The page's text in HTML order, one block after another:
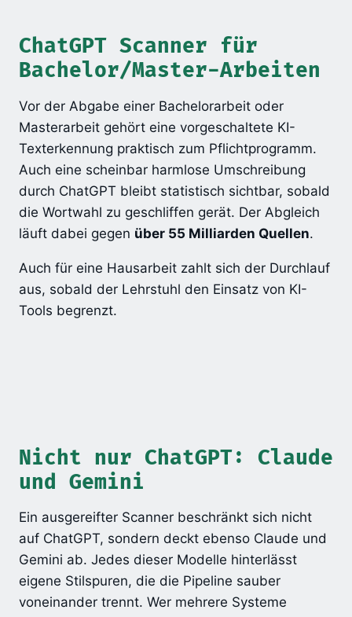
ChatGPT Scanner für
Bachelor/Master-Arbeiten
Vor der Abgabe einer Bachelorarbeit oder
Masterarbeit gehört eine vorgeschaltete KI-
Texterkennung praktisch zum Pflichtprogramm.
Auch eine scheinbar harmlose Umschreibung
durch ChatGPT bleibt statistisch sichtbar, sobald
die Wortwahl zu geschliffen gerät. Der Abgleich
läuft dabei gegen über 55 Milliarden Quellen.
Auch für eine Hausarbeit zahlt sich der Durchlauf
aus, sobald der Lehrstuhl den Einsatz von KI-
Tools begrenzt.
Nicht nur ChatGPT: Claude
und Gemini
Ein ausgereifter Scanner beschränkt sich nicht
auf ChatGPT, sondern deckt ebenso Claude und
Gemini ab. Jedes dieser Modelle hinterlässt
eigene Stilspuren, die die Pipeline sauber
voneinander trennt. Wer mehrere Systeme